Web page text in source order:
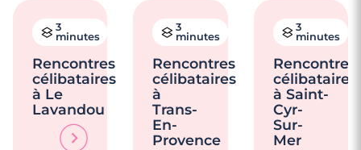
3
minutes
Rencontres
célibataires
à Le
Lavandou
3
minutes
Rencontres
célibataires
à
Trans-
En-
Provence
3
minutes
Rencontres
célibataires
à Saint-
Cyr-
Sur-
Mer